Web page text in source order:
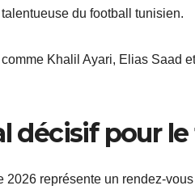
du football tunisien.
Khalil Ayari, Elias Saad
décisif pour
2026 représente un rendez-